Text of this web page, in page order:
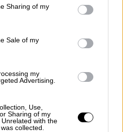
behaviour. You may click to
and its third-party tags to
purposes in below Google
Sharing of my
Sale of my
my
Advertising.
Use,
Sharing of my
with the
collected.
is going to be the
of the summer" -
April 2,